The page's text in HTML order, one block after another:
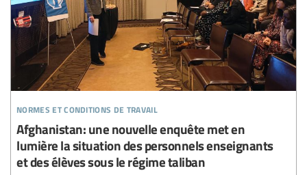
normes et conditions de travail
Afghanistan: une nouvelle enquête met en
lumière la situation des personnels enseignants
et des élèves sous le régime taliban